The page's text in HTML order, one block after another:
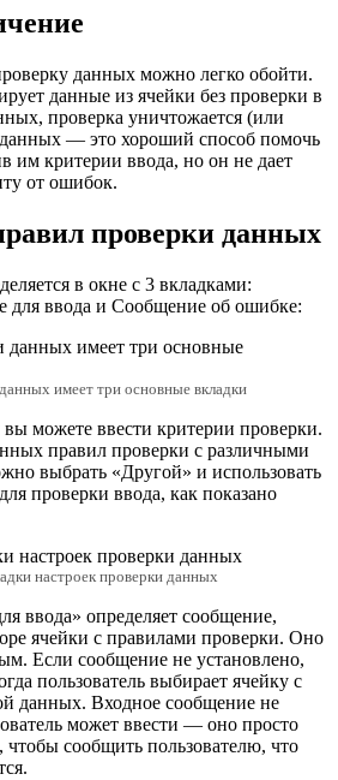
данных можно легко обойти.
данные из ячейки без проверки в
проверка уничтожается (или
данных — это хороший способ помочь
им критерии ввода, но он не дает
от ошибок.
проверки данных
в окне с 3 вкладками:
ввода и Сообщение об ошибке:
имеет три основные вкладки
можете ввести критерии проверки.
правил проверки с различными
выбрать «Другой» и использовать
проверки ввода, как показано
настроек проверки данных
ввода» определяет сообщение,
ячейки с правилами проверки. Оно
Если сообщение не установлено,
пользователь выбирает ячейку с
данных. Входное сообщение не
может ввести — оно просто
чтобы сообщить пользователю, что